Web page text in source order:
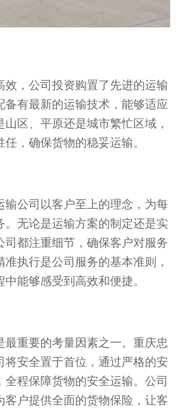
效，公司投资购置了先进的运输
备有最新的运输技术，能够适应
区、平原还是城市繁忙区域，
，确保货物的稳妥运输。
输公司以客户至上的理念，为每
。无论是运输方案的制定还是实
司都注重细节，确保客户对服务
执行是公司服务的基本准则，
能够感受到高效和便捷。
最重要的考量因素之一。重庆忠
将安全置于首位，通过严格的安
程保障货物的安全运输。公司
客户提供全面的货物保险，让客